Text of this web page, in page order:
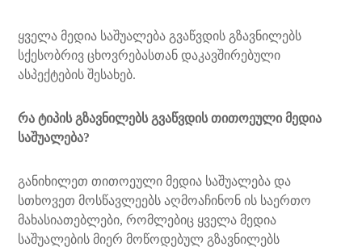
ყველა მედია საშუალება გვაწვდის გზავნილებს
სქესობრივ ცხოვრებასთან დაკავშირებული
ასპექტების შესახებ.
რა ტიპის გზავნილებს გვაწვდის თითოეული მედია
საშუალება?
განიხილეთ თითოეული მედია საშუალება და
სთხოვეთ მოსწავლეებს აღმოაჩინონ ის საერთო
მახასიათებლები, რომლებიც ყველა მედია
საშუალების მიერ მოწოდებულ გზავნილებს